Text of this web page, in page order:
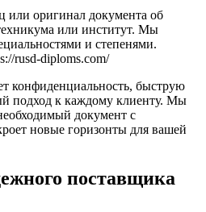
или оригинал документа об
или институт. Мы
и степенями.
rusd-diploms.com/
конфиденциальность, быструю
подход к каждому клиенту. Мы
документ с
новые горизонты для вашей
поставщика